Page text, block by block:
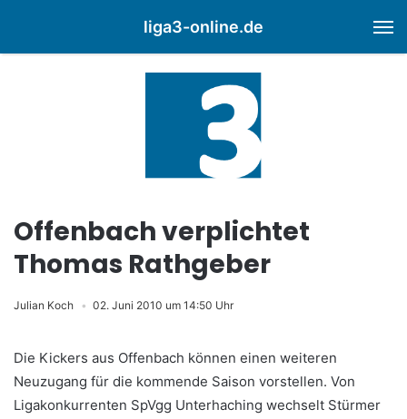
liga3-online.de
Offenbach verplichtet
Thomas Rathgeber
Julian Koch 02. Juni 2010 um 14:50 Uhr
Die Kickers aus Offenbach können einen weiteren
Neuzugang für die kommende Saison vorstellen. Von
Ligakonkurrenten SpVgg Unterhaching wechselt Stürmer